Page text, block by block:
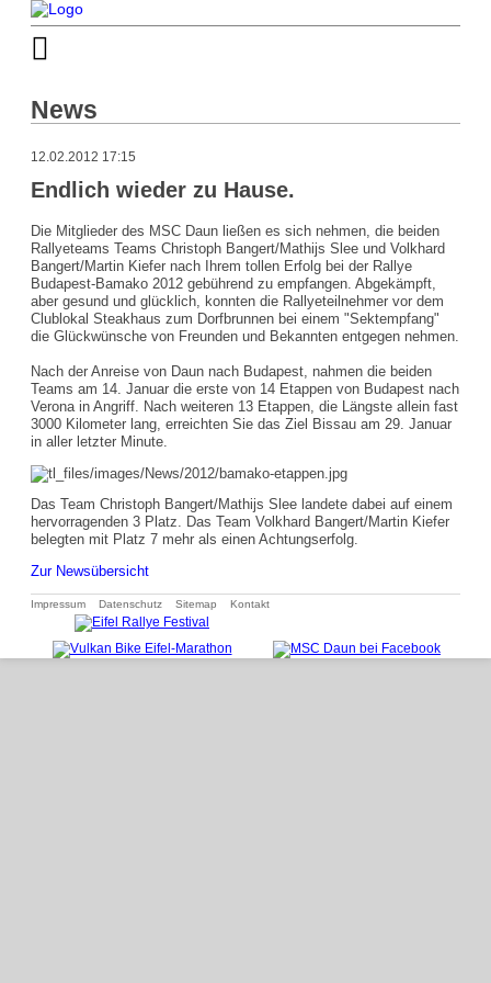
News
12.02.2012 17:15
Endlich wieder zu Hause.
Die Mitglieder des MSC Daun ließen es sich nehmen, die beiden
Rallyeteams Teams Christoph Bangert/Mathijs Slee und Volkhard
Bangert/Martin Kiefer nach Ihrem tollen Erfolg bei der Rallye
Budapest-Bamako 2012 gebührend zu empfangen. Abgekämpft,
aber gesund und glücklich, konnten die Rallyeteilnehmer vor dem
Clublokal Steakhaus zum Dorfbrunnen bei einem "Sektempfang"
die Glückwünsche von Freunden und Bekannten entgegen nehmen.
Nach der Anreise von Daun nach Budapest, nahmen die beiden
Teams am 14. Januar die erste von 14 Etappen von Budapest nach
Verona in Angriff. Nach weiteren 13 Etappen, die Längste allein fast
3000 Kilometer lang, erreichten Sie das Ziel Bissau am 29. Januar
in aller letzter Minute.
Das Team Christoph Bangert/Mathijs Slee landete dabei auf einem
hervorragenden 3 Platz. Das Team Volkhard Bangert/Martin Kiefer
belegten mit Platz 7 mehr als einen Achtungserfolg.
Zur Newsübersicht
Navigation
überspringen
Impressum Datenschutz Sitemap Kontakt